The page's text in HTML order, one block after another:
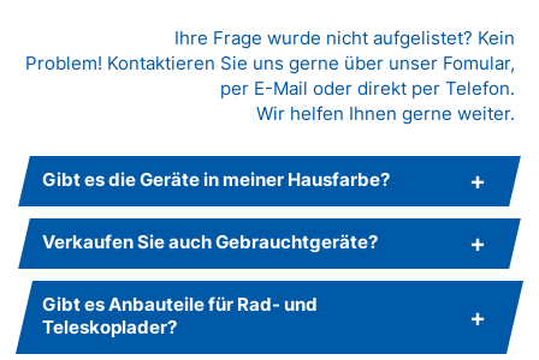
Ihre Frage wurde nicht aufgelistet? Kein
Problem! Kontaktieren Sie uns gerne über unser Fomular,
per E-Mail oder direkt per Telefon.
Wir helfen Ihnen gerne weiter.
Gibt es die Geräte in meiner Hausfarbe?
Verkaufen Sie auch Gebrauchtgeräte?
Gibt es Anbauteile für Rad- und
Teleskoplader?